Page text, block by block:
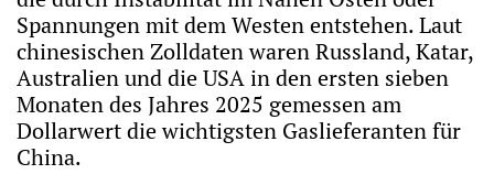
Spannungen mit dem Westen entstehen. Laut
chinesischen Zolldaten waren Russland, Katar,
Australien und die USA in den ersten sieben
Monaten des Jahres 2025 gemessen am
Dollarwert die wichtigsten Gaslieferanten für
China.